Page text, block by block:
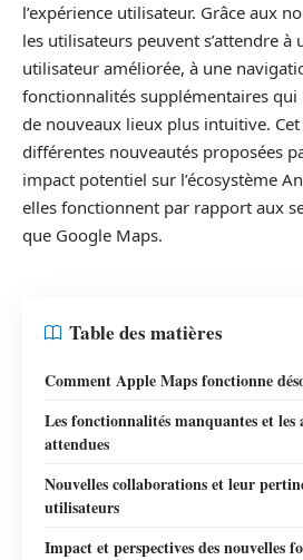
l’expérience utilisateur. Grâce aux
les utilisateurs peuvent s’attendre à
utilisateur améliorée, à une
fonctionnalités supplémentaires
de nouveaux lieux plus intuitive.
différentes nouveautés proposées
impact potentiel sur l’écosystème
elles fonctionnent par rapport aux
que Google Maps.
Table des matières
Comment Apple Maps fonctionne
Les fonctionnalités manquantes et les
attendues
Nouvelles collaborations et leur
utilisateurs
Impact et perspectives des nouvelles